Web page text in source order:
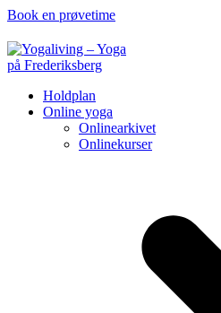
Book en prøvetime
Holdplan
Online yoga
Onlinearkivet
Onlinekurser